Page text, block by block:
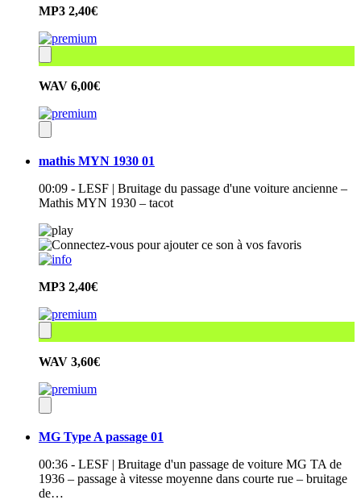
MP3 2,40€
WAV 6,00€
mathis MYN 1930 01
00:09 - LESF | Bruitage du passage d'une voiture ancienne –
Mathis MYN 1930 – tacot
MP3 2,40€
WAV 3,60€
MG Type A passage 01
00:36 - LESF | Bruitage d'un passage de voiture MG TA de
1936 – passage à vitesse moyenne dans courte rue – bruitage
de…